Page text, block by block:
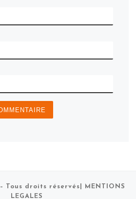
– Tous droits réservés | MENTIONS
LEGALES